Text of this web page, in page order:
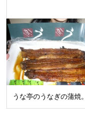
うな亭のうなぎの蒲焼。